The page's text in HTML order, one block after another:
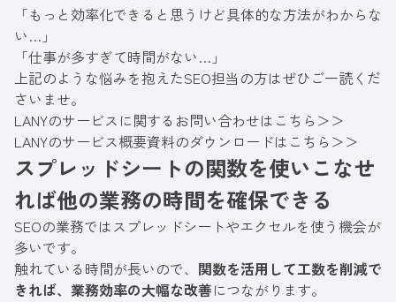
「もっと効率化できると思うけど具体的な方法がわからな
い…」
「仕事が多すぎて時間がない…」
上記のような悩みを抱えたSEO担当の方はぜひご一読くだ
さいませ。
LANYのサービスに関するお問い合わせはこちら＞＞
LANYのサービス概要資料のダウンロードはこちら＞＞
スプレッドシートの関数を使いこなせ
れば他の業務の時間を確保できる
SEOの業務ではスプレッドシートやエクセルを使う機会が
多いです。
触れている時間が長いので、 関数を活用して工数を削減で
きれば、業務効率の大幅な改善につながります。